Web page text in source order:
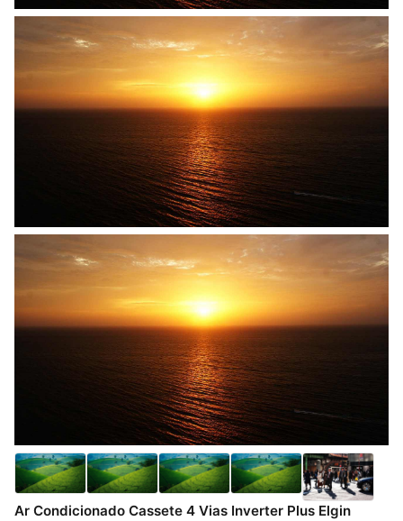
Ar Condicionado Cassete 4 Vias Inverter Plus Elgin